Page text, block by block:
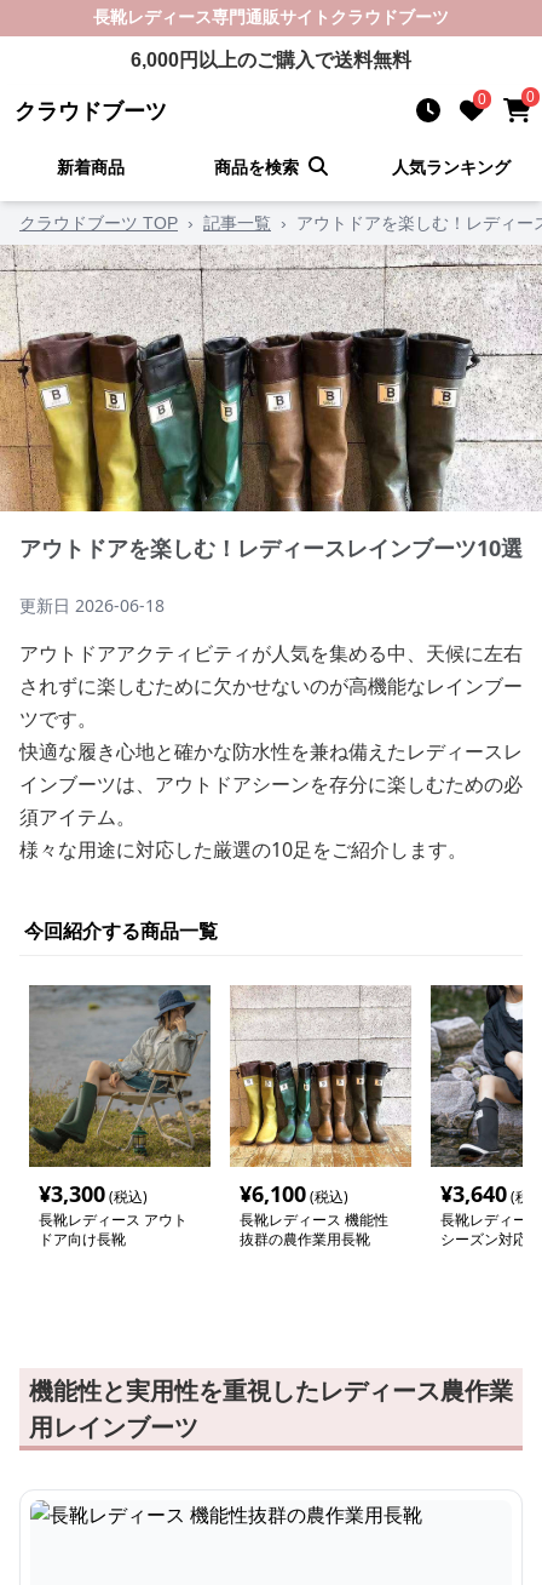
長靴レディース専門通販サイト クラウドブーツ
6,000円以上のご購入で送料無料
クラウドブーツ 0 0
新着商品 商品を検索 人気ランキング
クラウドブーツ TOP › 記事一覧 › アウトドアを楽しむ！レディー
アウトドアを楽しむ！レディースレインブーツ10選
更新日 2026-06-18
アウトドアアクティビティが人気を集める中、天候に左右
されずに楽しむために欠かせないのが高機能なレインブー
ツです。
快適な履き心地と確かな防水性を兼ね備えたレディースレ
インブーツは、アウトドアシーンを存分に楽しむための必
須アイテム。
様々な用途に対応した厳選の10足をご紹介します。
今回紹介する商品一覧
¥3,300(税込)
長靴レディース アウト
ドア向け長靴
¥6,100(税込)
長靴レディース 機能性
抜群の農作業用長靴
¥3,640(税
長靴レディー
シーズン対応
機能性と実用性を重視したレディース農作業
用レインブーツ